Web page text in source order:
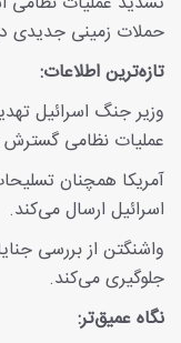
حملات زمینی جدیدی
تازه‌ترین اطلاعات:
وزیر جنگ اسرائیل
عملیات نظامی
آمریکا همچنان
اسرائیل ارسال می‌کند.
واشنگتن از بررسی
جلوگیری می‌کند.
نگاه عمیق‌تر: